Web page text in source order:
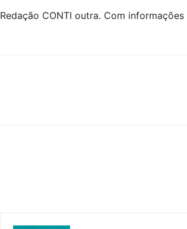
Redação CONTI outra. Com